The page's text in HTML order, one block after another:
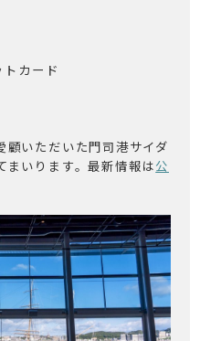
カード
顧いただいた門司港サイダ
まいります。最新情報は公